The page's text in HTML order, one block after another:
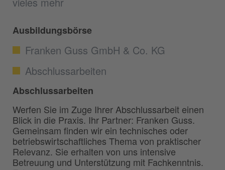
Ausbildungsbörse
Franken Guss GmbH & Co. KG
Abschlussarbeiten
Abschlussarbeiten
Werfen Sie im Zuge Ihrer Abschlussarbeit einen
Blick in die Praxis. Ihr Partner: Franken Guss.
Gemeinsam finden wir ein technisches oder
betriebswirtschaftliches Thema von praktischer
Relevanz. Sie erhalten von uns intensive
Betreuung und Unterstützung mit Fachkenntnis.